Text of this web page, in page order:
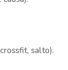
salto).